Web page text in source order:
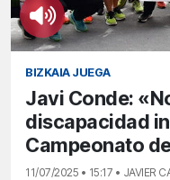
BIZKAIA JUEGA
Javi Conde:
discapacidad
Campeonato
11/07/2025 • 15:17 • JAVIER